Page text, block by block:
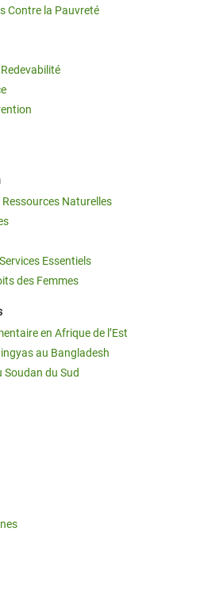
Contre la Pauvreté
Naturelles
Essentiels
des Femmes
en Afrique de l’Est
au Bangladesh
Soudan du Sud